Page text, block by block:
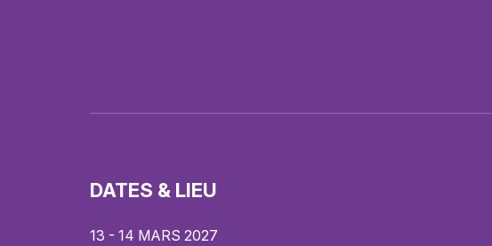
DATES & LIEU
13 - 14 MARS 2027